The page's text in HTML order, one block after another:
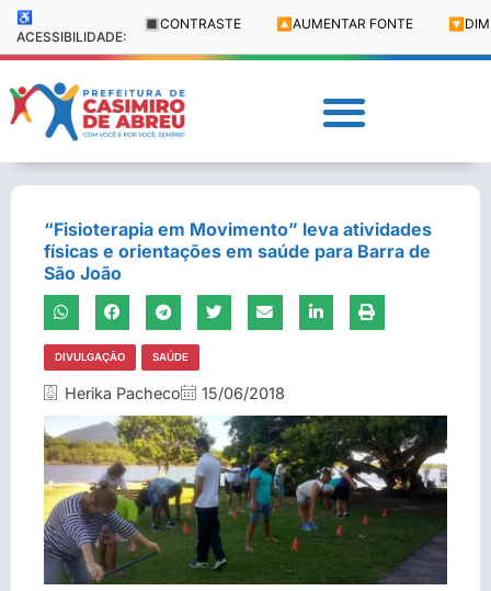
♿
ACESSIBILIDADE:
🔳 CONTRASTE 🔼 AUMENTAR FONTE 🔽
“Fisioterapia em Movimento” leva atividades
físicas e orientações em saúde para Barra de
São João
DIVULGAÇÃO SAÚDE
Herika Pacheco 15/06/2018